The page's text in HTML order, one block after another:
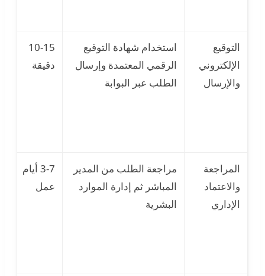
التوقيع
الإلكتروني
والإرسال
استخدام شهادة التوقيع
الرقمي المعتمدة وإرسال
الطلب عبر البوابة
10-15
دقيقة
المراجعة
والاعتماد
الإداري
مراجعة الطلب من المدير
المباشر ثم إدارة الموارد
البشرية
3-7 أيام
عمل